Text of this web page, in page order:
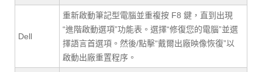
Dell
重新啟動筆記型電腦並重複按 F8 鍵，直到出現
“進階啟動選項”功能表。選擇“修復您的電腦”並選
擇語言首選項。然後/點擊“戴爾出廠映像恢復”以
啟動出廠重置程序。